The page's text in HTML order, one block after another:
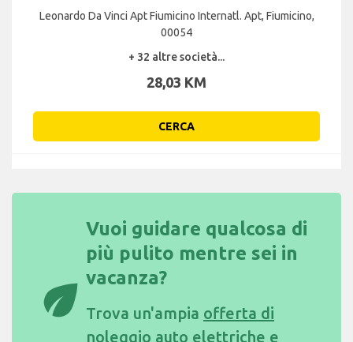
Leonardo Da Vinci Apt Fiumicino Internatl. Apt, Fiumicino,
00054
+ 32 altre società...
28,03 KM
CERCA
eco
Vuoi guidare qualcosa di
più pulito mentre sei in
vacanza?
Trova un'ampia offerta di
noleggio auto elettriche e